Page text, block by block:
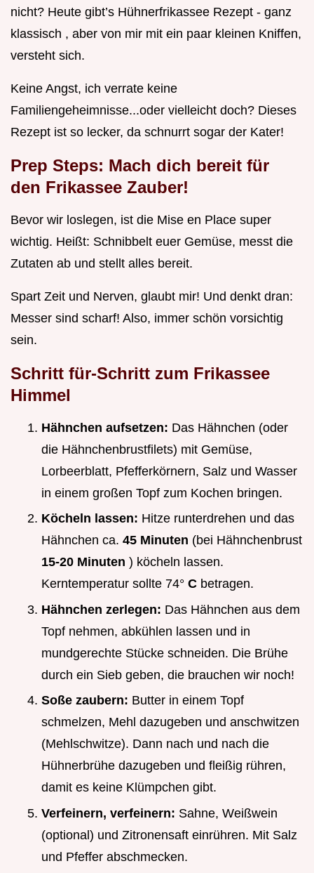
nicht? Heute gibt’s Hühnerfrikassee Rezept - ganz
klassisch , aber von mir mit ein paar kleinen Kniffen,
versteht sich.
Keine Angst, ich verrate keine
Familiengeheimnisse...oder vielleicht doch? Dieses
Rezept ist so lecker, da schnurrt sogar der Kater!
Prep Steps: Mach dich bereit für
den Frikassee Zauber!
Bevor wir loslegen, ist die Mise en Place super
wichtig. Heißt: Schnibbelt euer Gemüse, messt die
Zutaten ab und stellt alles bereit.
Spart Zeit und Nerven, glaubt mir! Und denkt dran:
Messer sind scharf! Also, immer schön vorsichtig
sein.
Schritt für-Schritt zum Frikassee
Himmel
Hähnchen aufsetzen: Das Hähnchen (oder
die Hähnchenbrustfilets) mit Gemüse,
Lorbeerblatt, Pfefferkörnern, Salz und Wasser
in einem großen Topf zum Kochen bringen.
Köcheln lassen: Hitze runterdrehen und das
Hähnchen ca. 45 Minuten (bei Hähnchenbrust
15-20 Minuten ) köcheln lassen.
Kerntemperatur sollte 74° C betragen.
Hähnchen zerlegen: Das Hähnchen aus dem
Topf nehmen, abkühlen lassen und in
mundgerechte Stücke schneiden. Die Brühe
durch ein Sieb geben, die brauchen wir noch!
Soße zaubern: Butter in einem Topf
schmelzen, Mehl dazugeben und anschwitzen
(Mehlschwitze). Dann nach und nach die
Hühnerbrühe dazugeben und fleißig rühren,
damit es keine Klümpchen gibt.
Verfeinern, verfeinern: Sahne, Weißwein
(optional) und Zitronensaft einrühren. Mit Salz
und Pfeffer abschmecken.